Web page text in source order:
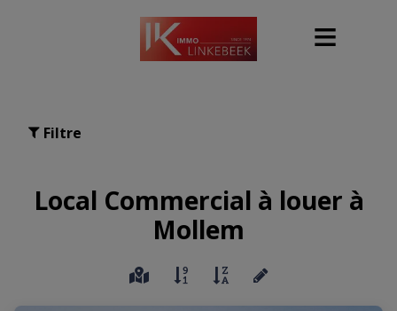
Filtre
Local Commercial à louer à
Mollem